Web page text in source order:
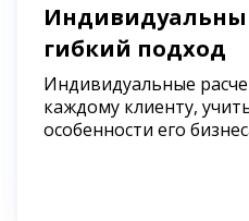
гибкий подход
Индивидуальные
каждому клиенту,
особенности его